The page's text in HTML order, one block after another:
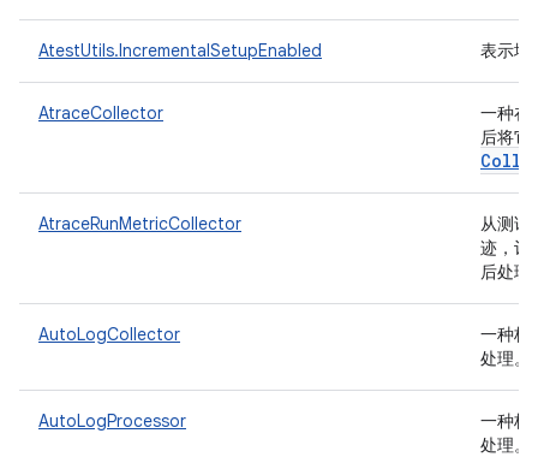
AtestUtils.IncrementalSetupEnabled 表示增
AtraceCollector
一种在
后将它
AtraceRunMetricCollector
从测试
迹，记
后处理
AutoLogCollector
一种枚
处理。
AutoLogProcessor
一种枚
处理。